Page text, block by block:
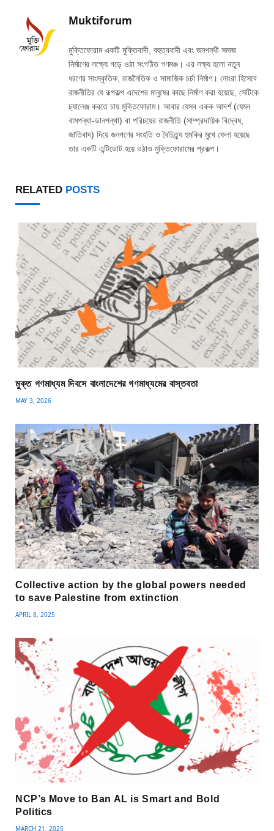
Muktiforum
মুক্তিফোরাম একটি মুক্তিবাদী, বহুত্ববাদী এবং জনপন্থী সমাজ
নির্মাণের লক্ষ্যে গড়ে ওঠা সংগঠিত গণমঞ্চ। এর লক্ষ্য হলো নতুন
ধরণের সাংস্কৃতিক, রাজনৈতিক ও সামাজিক চর্চা নির্মাণ। নোংরা হিসেবে
রাজনীতির যে রূপকল্প এদেশের মানুষের কাছে নির্মাণ করা হয়েছে, সেটিকে
চ্যালেঞ্জ করতে চায় মুক্তিফোরাম। আবার যেসব একক আদর্শ (যেমন
বামপন্থা-ডানপন্থা) বা পরিচয়ের রাজনীতি (সাম্প্রদায়িক বিদ্বেষ,
জাতিবাদ) দিয়ে জনগণের সংহতি ও বৈচিত্র্য হুমকির মুখে ফেলা হয়েছে
তার একটি এন্টিডোট হয়ে ওঠাও মুক্তিফোরামের প্রকল্প।
RELATED POSTS
মুক্ত গণমাধ্যম দিবসে বাংলাদেশের গণমাধ্যমের বাস্তবতা
MAY 3, 2026
Collective action by the global powers needed
to save Palestine from extinction
APRIL 8, 2025
NCP’s Move to Ban AL is Smart and Bold
Politics
MARCH 21, 2025